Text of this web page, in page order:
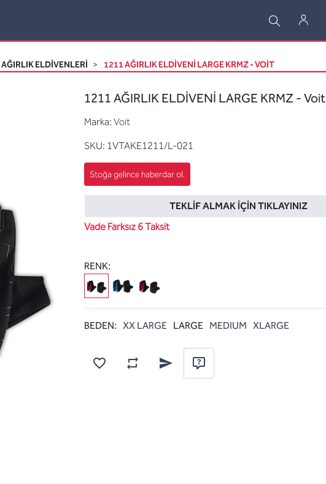
AĞIRLIK ELDIVENLERI 1211 AĞIRLIK ELDİVENİ LARGE KRMZ - VOIT
1211 AĞIRLIK ELDİVENİ LARGE KRMZ - Voit
Marka: Voit
SKU: 1VTAKE1211/L-021
TEKLIF ALMAK İÇIN TIKLAYINIZ
Vade Farksız 6 Taksit
RENK:
BEDEN: XX LARGE LARGE MEDIUM XLARGE
Favorilere ekle
Karşılaştırma listesine ekle
Arkadaşına e-posta ile gönder
Soru sor